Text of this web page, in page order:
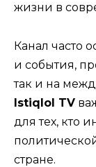
жизни в
Канал часто
и события,
так и на
Istiqlol TV
для тех, кто
стране.